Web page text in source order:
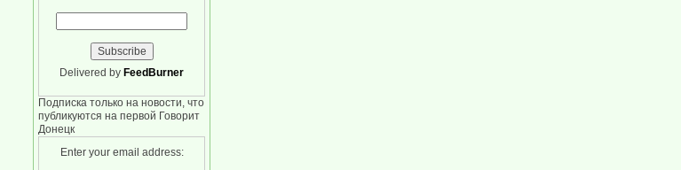
Delivered by FeedBurner
Подписка только на новости, что
публикуются на первой Говорит
Донецк
Enter your email address: